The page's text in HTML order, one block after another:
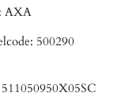
AXA
500290
511050950X05SC